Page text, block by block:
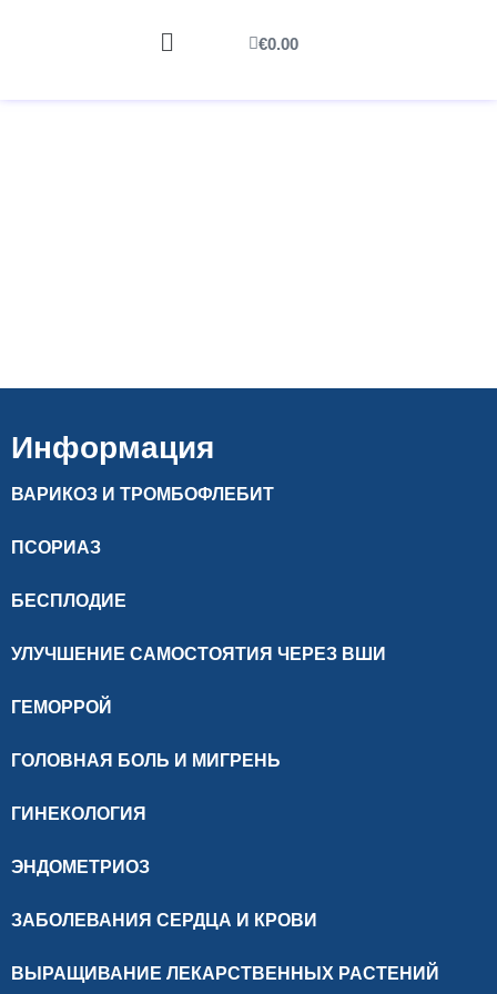
€0.00
Информация
ВАРИКОЗ И ТРОМБОФЛЕБИТ
ПСОРИАЗ
БЕСПЛОДИЕ
УЛУЧШЕНИЕ САМОСТОЯТИЯ ЧЕРЕЗ ВШИ
ГЕМОРРОЙ
ГОЛОВНАЯ БОЛЬ И МИГРЕНЬ
ГИНЕКОЛОГИЯ
ЭНДОМЕТРИОЗ
ЗАБОЛЕВАНИЯ СЕРДЦА И КРОВИ
ВЫРАЩИВАНИЕ ЛЕКАРСТВЕННЫХ РАСТЕНИЙ